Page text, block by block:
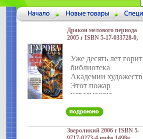
Дракон мелового периода
2005 г ISBN 5-17-033728-0,
Уже десять лет горит
библиотека
Академии художеств
Этот пожар
невозможно
тайные
уходящие на много
Звероликий 2006 г ISBN 5-